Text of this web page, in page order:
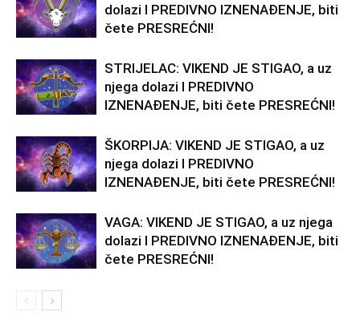
dolazi I PREDIVNO IZNENAĐENJE, biti
čete PRESREĆNI!
STRIJELAC: VIKEND JE STIGAO, a uz
njega dolazi I PREDIVNO
IZNENAĐENJE, biti čete PRESREĆNI!
ŠKORPIJA: VIKEND JE STIGAO, a uz
njega dolazi I PREDIVNO
IZNENAĐENJE, biti čete PRESREĆNI!
VAGA: VIKEND JE STIGAO, a uz njega
dolazi I PREDIVNO IZNENAĐENJE, biti
čete PRESREĆNI!